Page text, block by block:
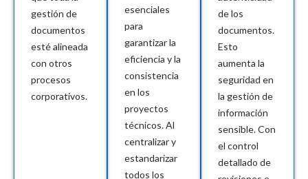
gestión de
documentos
esté alineada
con otros
procesos
corporativos.
esenciales
para
garantizar la
eficiencia y la
consistencia
en los
proyectos
técnicos. Al
centralizar y
estandarizar
todos los
de los
documentos.
Esto
aumenta la
seguridad en
la gestión de
información
sensible. Con
el control
detallado de